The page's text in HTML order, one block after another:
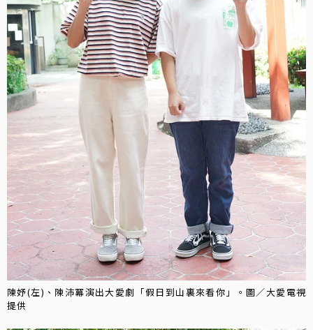
陳妤(左)、陳沛冪演出大愛劇「假日到山裏來看你」。圖／大愛電視
提供